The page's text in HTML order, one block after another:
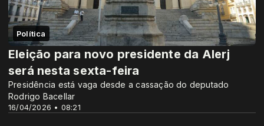
Política
16/04/2026 • 08:21
Eleição para novo presidente da Alerj
será nesta sexta-feira
Presidência está vaga desde a cassação do deputado
Rodrigo Bacellar